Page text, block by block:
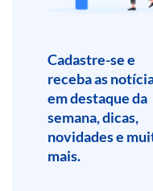
Cadastre-se e
receba as
em destaque da
semana, dicas,
novidades e
mais.